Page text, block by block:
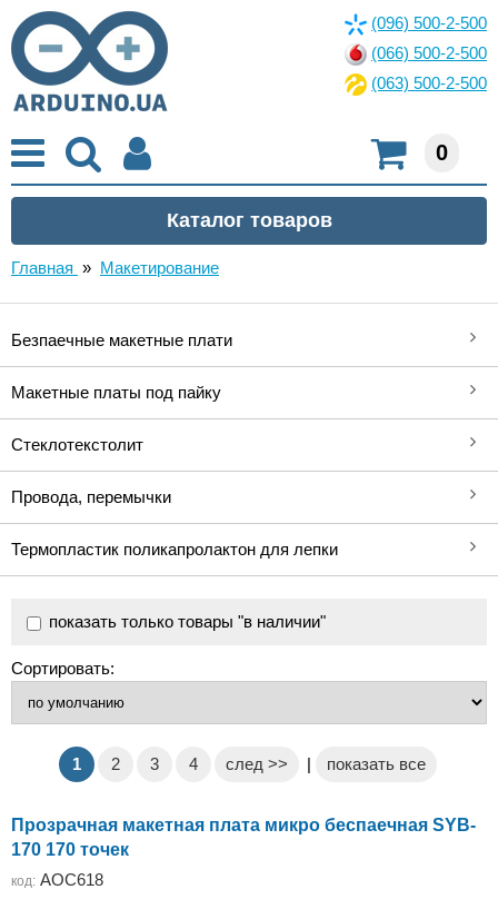
(096) 500-2-500
(066) 500-2-500
(063) 500-2-500
0
Главная » Макетирование
Безпаечные макетные плати
Макетные платы под пайку
Стеклотекстолит
Провода, перемычки
Термопластик поликапролактон для лепки
показать только товары "в наличии"
Сортировать:
1 2 3 4 след >> | показать все
Прозрачная макетная плата микро беспаечная SYB-
170 170 точек
код: AOC618